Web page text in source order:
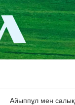
Айыппұл мен салық